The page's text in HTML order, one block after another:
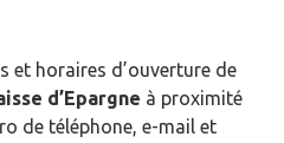
et horaires d’ouverture de
d’Epargne à proximité
de téléphone, e-mail et